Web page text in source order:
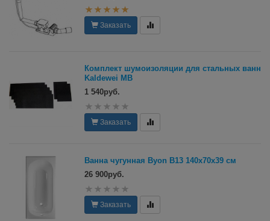
Заказать
Комплект шумоизоляции для стальных ванн
Kaldewei MB
1 540руб.
Заказать
Ванна чугунная Byon B13 140x70x39 см
26 900руб.
Заказать